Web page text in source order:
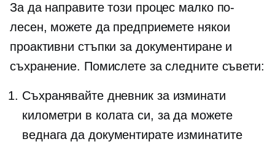
За да направите този процес малко по-
лесен, можете да предприемете някои
проактивни стъпки за документиране и
съхранение. Помислете за следните съвети:
Съхранявайте дневник за изминати
километри в колата си, за да можете
веднага да документирате изминатите